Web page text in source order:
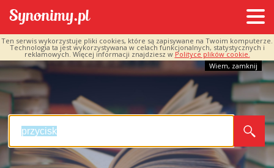
Ten serwis wykorzystuje pliki cookies, które są zapisywane na Twoim komputerze.
Technologia ta jest wykorzystywana w celach funkcjonalnych, statystycznych i
reklamowych. Więcej informacji znajdziesz w Polityce plików cookie.
Wiem, zamknij